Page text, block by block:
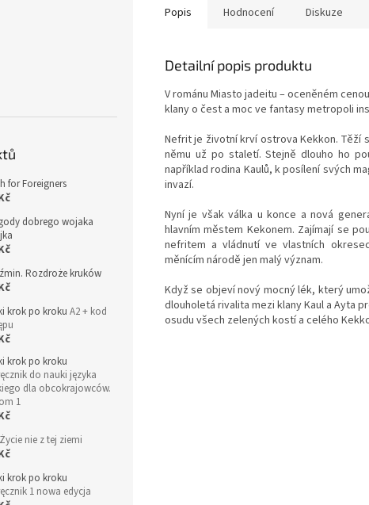
for Foreigners
dobrego wojaka
Rozdroże kruków
krok po kroku A2 + kod
krok po kroku
do nauki języka
dla obcokrajowców.
1
Życie nie z tej ziemi
krok po kroku
1 nowa edycja
Popis Hodnocení Diskuze
Detailní popis produktu
V románu Miasto jadeitu – oceněném
klany o čest a moc ve fantasy metropoli
Nefritje životní krví ostrova Kekkon. Těží
němu už po staletí. Stejně dlouho ho
například rodina Kaulů, k posílení svých
invazí.
Nyní je však válka u konce a nová
hlavním městem Kekonem. Zajímají se
nefritem a vládnutí ve vlastních
měnícím národě jen malý význam.
Když se objeví nový mocný lék, který
dlouholetá rivalita mezi klany Kaul a Ayta
osudu všech zelených kostí a celého